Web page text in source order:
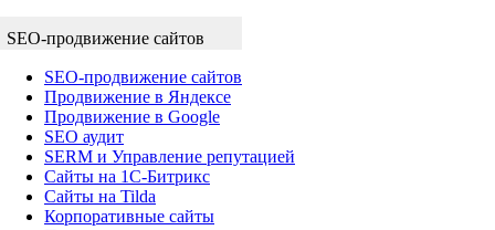
SEO-продвижение сайтов
SEO-продвижение сайтов
Продвижение в Яндексе
Продвижение в Google
SEO аудит
SERM и Управление репутацией
Сайты на 1С-Битрикс
Сайты на Tilda
Корпоративные сайты